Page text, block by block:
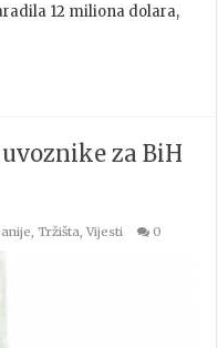
12 miliona dolara,
za BiH
,Tržišta ,Vijesti 0